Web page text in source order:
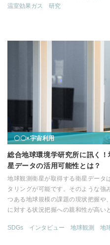
温室効果ガス
研究
〇〇×宇宙利用
総合地球環境学研究所に訊く
星データの活用可能性とは？
地球観測衛星が取得する衛星データ
タリングが可能です。そのような強
つある地球規模の課題の現状把握や
に対する状況把握への親和性が高い
SDGs インタビュー 地球観測 地